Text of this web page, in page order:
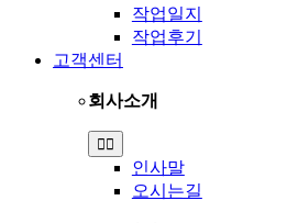
작업일지
작업후기
고객센터
회사소개
Toggle
Navigation
인사말
오시는길